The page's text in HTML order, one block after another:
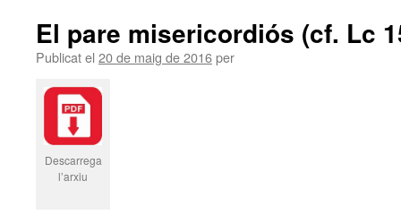
El pare misericordiós (cf. Lc
Publicat el 20 de maig de 2016per
Descarrega
l’arxiu